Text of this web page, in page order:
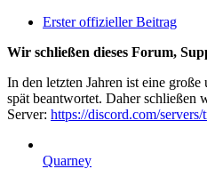
Erster offizieller Beitrag
Wir schließen dieses Forum,
In den letzten Jahren ist eine
spät beantwortet. Daher schließen
Server: https://discord.com/
Quarney